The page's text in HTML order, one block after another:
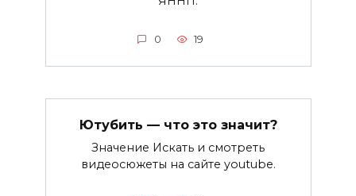
0 19
Ютубить — что это значит?
Значение Искать и смотреть
видеосюжеты на сайте youtube.